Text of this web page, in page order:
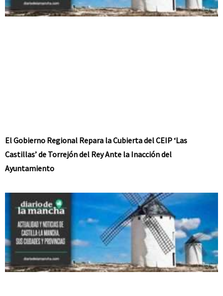
El Gobierno Regional Repara la Cubierta del CEIP ‘Las
Castillas’ de Torrejón del Rey Ante la Inacción del
Ayuntamiento